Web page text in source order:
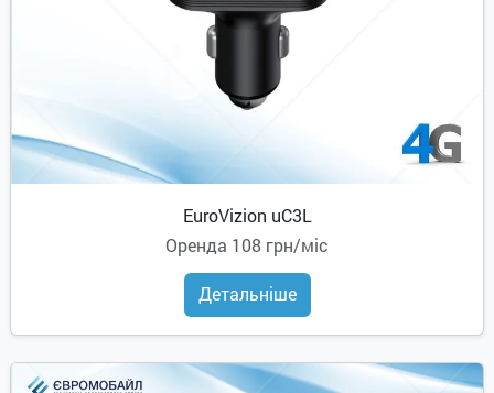
EuroVizion uC3L
Оренда 108 грн/міс
Детальніше